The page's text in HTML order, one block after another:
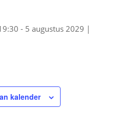
- 5 augustus 2029 |
kalender